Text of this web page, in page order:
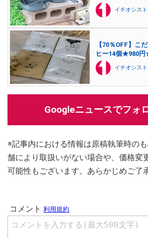
イチオシス
【70％OFF】こ
ヒー14個★980
イチオシス
Googleニュースでフォ
※記事内における情報は原稿執筆時の
舗により取扱いがない場合や、価格変
可能性もございます。あらかじめご了